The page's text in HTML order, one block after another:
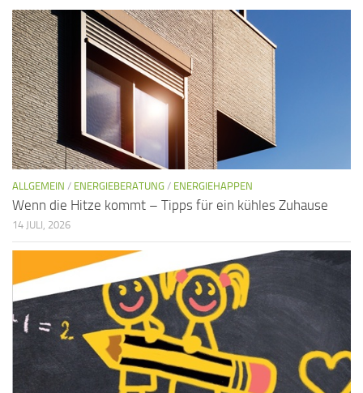
ALLGEMEIN / ENERGIEBERATUNG / ENERGIEHAPPEN
Wenn die Hitze kommt – Tipps für ein kühles Zuhause
14 JULI, 2026